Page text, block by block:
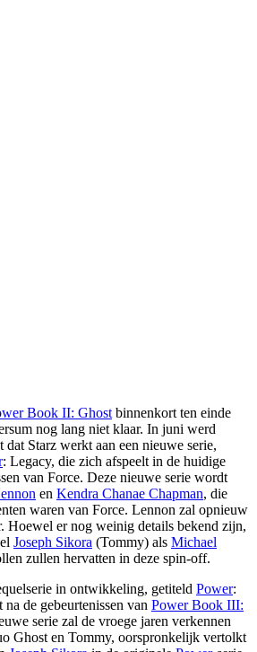
Book II: Ghost binnenkort ten einde
nog lang niet klaar. In juni werd
Starz werkt aan een nieuwe serie,
: Legacy, die zich afspeelt in de huidige
van Force. Deze nieuwe serie wordt
en Kendra Chanae Chapman, die
waren van Force. Lennon zal opnieuw
Hoewel er nog weinig details bekend zijn,
Joseph Sikora (Tommy) als Michael
zullen hervatten in deze spin-off.
in ontwikkeling, getiteld Power:
de gebeurtenissen van Power Book III:
serie zal de vroege jaren verkennen
Ghost en Tommy, oorspronkelijk vertolkt